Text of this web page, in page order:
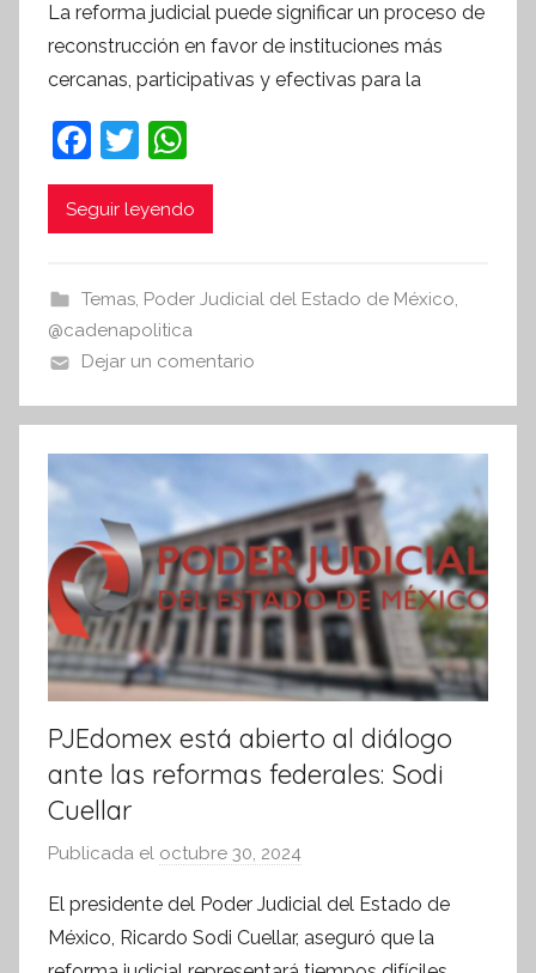
r
S
í
I
r
m
t
v
a
La reforma judicial puede significar un proceso de
reconstrucción en favor de instituciones más
cercanas, participativas y efectivas para la
F
a
c
b
o
o
k
T
w
itt
h
at
A
p
p
Seguir leyendo
Temas, Poder Judicial del Estado de México,
@cadenapolitica
Dejar un comentario
PJEdomex está abierto al diálogo
ante las reformas federales: Sodi
Cuellar
Publicada el octubre 30, 2024
r
S
El presidente del Poder Judicial del Estado de
México, Ricardo Sodi Cuellar, aseguró que la